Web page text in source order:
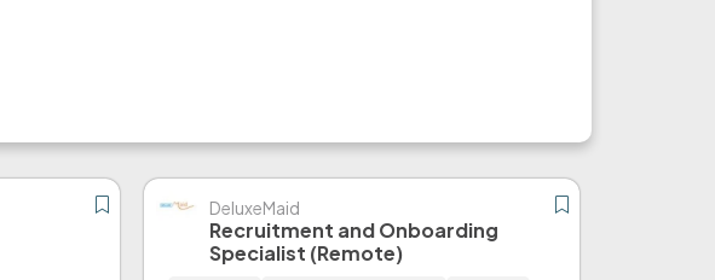
DeluxeMaid
Recruitment and Onboarding
Specialist (Remote)